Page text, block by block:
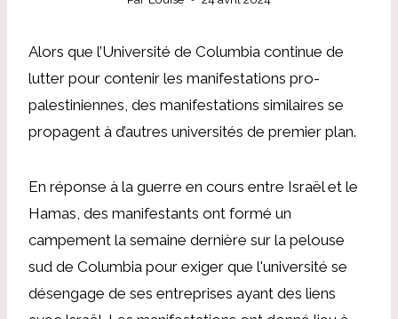
Alors que l’Université de Columbia continue de
lutter pour contenir les manifestations pro-
palestiniennes, des manifestations similaires se
propagent à d’autres universités de premier plan.
En réponse à la guerre en cours entre Israël et le
Hamas, des manifestants ont formé un
campement la semaine dernière sur la pelouse
sud de Columbia pour exiger que l'université se
désengage de ses entreprises ayant des liens